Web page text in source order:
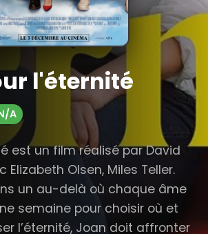
l'éternité
A
est un film réalisé par David
Elizabeth Olsen, Miles Teller.
un au-delà où chaque âme
semaine pour choisir où et
l’éternité, Joan doit affronter